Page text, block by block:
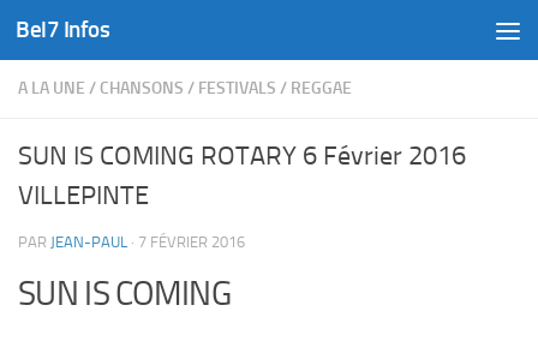
Skip to content
Bel7 Infos
A LA UNE / CHANSONS / FESTIVALS / REGGAE
SUN IS COMING ROTARY 6 Février 2016
VILLEPINTE
PAR JEAN-PAUL · 7 FÉVRIER 2016
SUN IS COMING